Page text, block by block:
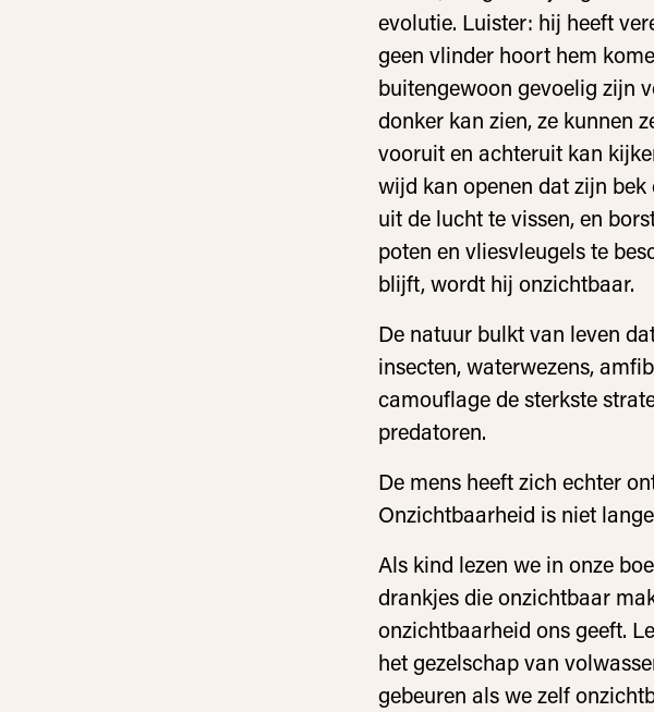
evolutie. Luister: hij heeft
geen vlinder hoort hem
buitengewoon gevoelig zijn
donker kan zien, ze kunnen
vooruit en achteruit kan
wijd kan openen dat zijn
uit de lucht te vissen, en
poten en vliesvleugels te
blijft, wordt hij onzichtbaar.
De natuur bulkt van leven
insecten, waterwezens,
camouflage de sterkste
predatoren.
De mens heeft zich echter
Onzichtbaarheid is niet
Als kind lezen we in onze
drankjes die onzichtbaar
onzichtbaarheid ons geeft.
het gezelschap van
gebeuren als we zelf